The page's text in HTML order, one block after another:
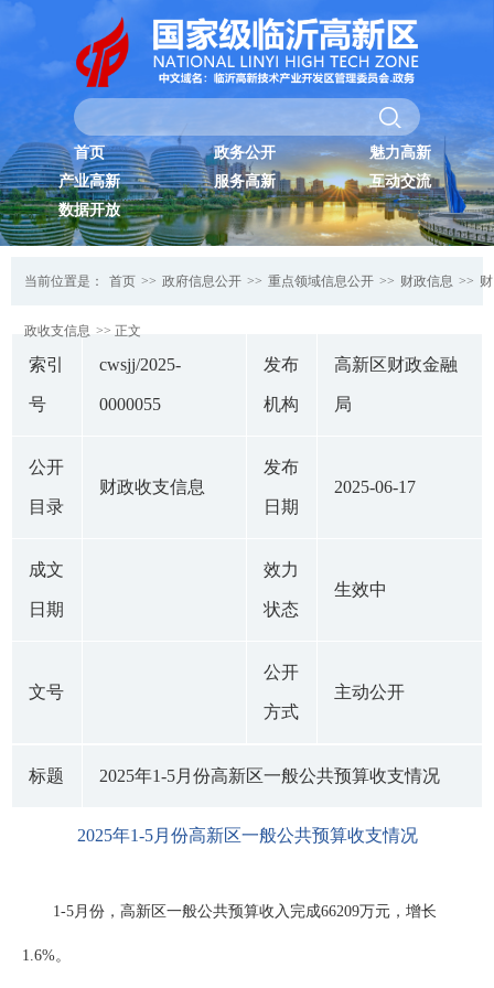
首页 政务公开
魅力高新
产业高新
服务高新
互动交流
数据开放
当前位置是： 首页 >> 政府信息公开 >> 重点领域信息公开 >> 财政信息 >> 财
政收支信息 >> 正文
索引
号
cwsjj/2025-
0000055
发布
机构
高新区财政金融
局
公开
目录
财政收支信息
发布
日期
2025-06-17
成文
日期
效力
状态
生效中
文号
公开
方式
主动公开
标题 2025年1-5月份高新区一般公共预算收支情况
2025年1-5月份高新区一般公共预算收支情况
1-5月份，高新区一般公共预算收入完成66209万元，增长
1.6%。